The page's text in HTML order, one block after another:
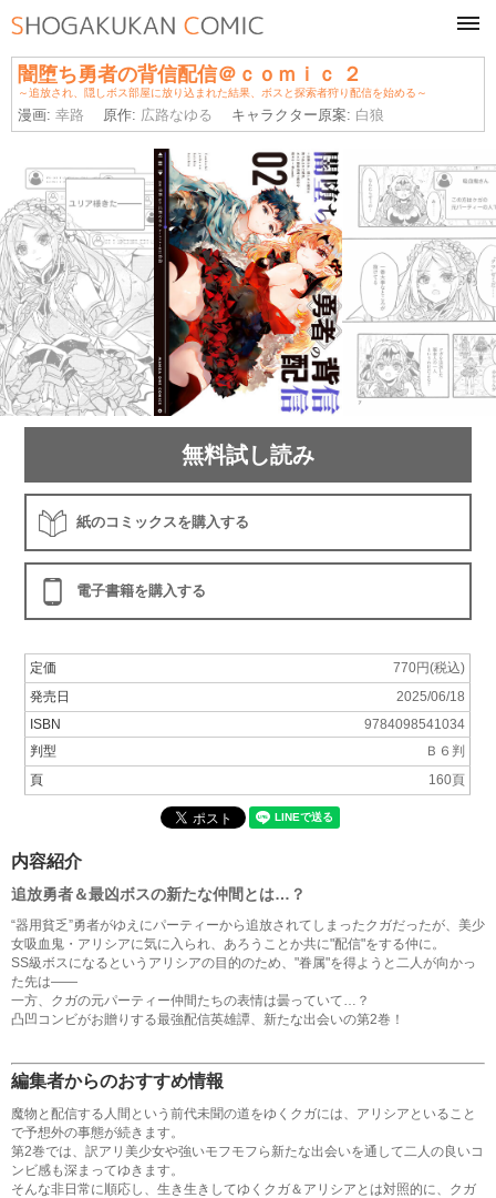
闇堕ち勇者の背信配信＠ｃｏｍｉｃ ２
～追放され、隠しボス部屋に放り込まれた結果、ボスと探索者狩り配信を始める～
漫画:幸路 原作: 広路なゆる キャラクター原案: 白狼
無料試し読み
紙のコミックスを購入する
電子書籍を購入する
定価
770円(税込)
発売日
2025/06/18
ISBN
9784098541034
判型
Ｂ６判
頁
160頁
内容紹介
追放勇者＆最凶ボスの新たな仲間とは…？
“器用貧乏”勇者がゆえにパーティーから追放されてしまったクガだったが、美少
女吸血鬼・アリシアに気に入られ、あろうことか共に"配信"をする仲に。
SS級ボスになるというアリシアの目的のため、"眷属"を得ようと二人が向かっ
た先は――
一方、クガの元パーティー仲間たちの表情は曇っていて…？
凸凹コンビがお贈りする最強配信英雄譚、新たな出会いの第2巻！
編集者からのおすすめ情報
魔物と配信する人間という前代未聞の道をゆくクガには、アリシアといること
で予想外の事態が続きます。
第2巻では、訳アリ美少女や強いモフモフら新たな出会いを通して二人の良いコ
ンビ感も深まってゆきます。
そんな非日常に順応し、生き生きしてゆくクガ＆アリシアとは対照的に、クガ